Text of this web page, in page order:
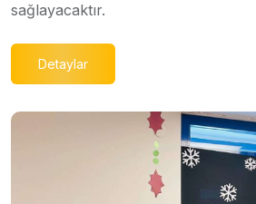
sağlayacaktır.
Detaylar